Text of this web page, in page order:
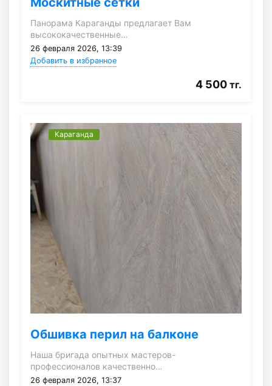
Панорама Караганды предлагает Вам
высококачественные…
26 февраля 2026, 13:39
Добавить в избранное
4 500 тг.
Караганда
Обшивка перил на балконе
Наша бригада опытных мастеров-
профессионалов качественно…
26 февраля 2026, 13:37